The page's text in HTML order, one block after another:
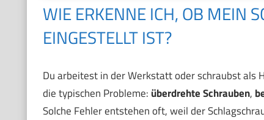
WIE ERKENNE ICH, OB MEIN
EINGESTELLT IST?
Du arbeitest in der Werkstatt oder schraubst als
die typischen Probleme: überdrehte Schrauben,
Solche Fehler entstehen oft, weil der